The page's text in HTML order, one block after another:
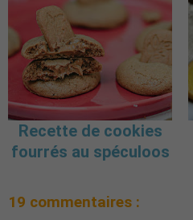
Recette de cookies
fourrés au spéculoos
19 commentaires :